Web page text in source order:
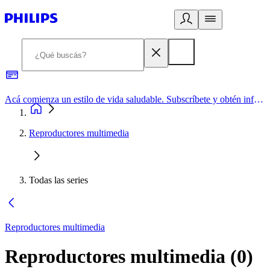
Acá comienza un estilo de vida saludable. Subscríbete y obtén información de primera mano
Reproductores multimedia
Todas las series
Reproductores multimedia
Reproductores multimedia (0)